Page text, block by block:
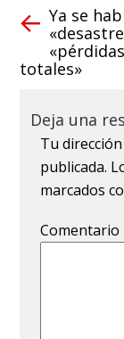
Ya se
«pérdidas
totales»
Deja una
Tu
publicada.
marcados
Comentario